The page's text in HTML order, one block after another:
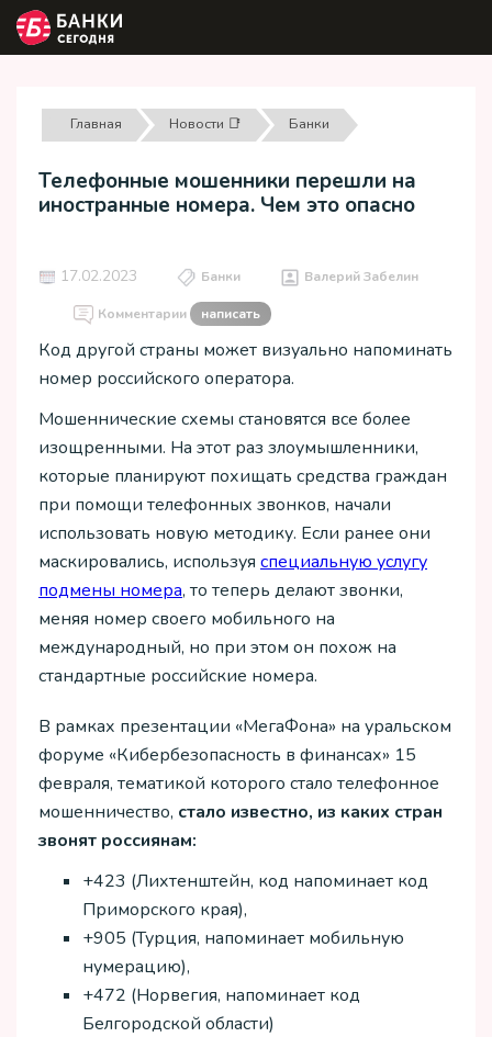
Главная Новости 📑 Банки
Телефонные мошенники перешли на
иностранные номера. Чем это опасно
17.02.2023 Банки Валерий Забелин
Комментарии написать
Код другой страны может визуально напоминать
номер российского оператора.
Мошеннические схемы становятся все более
изощренными. На этот раз злоумышленники,
которые планируют похищать средства граждан
при помощи телефонных звонков, начали
использовать новую методику. Если ранее они
маскировались, используя специальную услугу
подмены номера, то теперь делают звонки,
меняя номер своего мобильного на
международный, но при этом он похож на
стандартные российские номера.
В рамках презентации «МегаФона» на уральском
форуме «Кибербезопасность в финансах» 15
февраля, тематикой которого стало телефонное
мошенничество, стало известно, из каких стран
звонят россиянам:
+423 (Лихтенштейн, код напоминает код
Приморского края),
+905 (Турция, напоминает мобильную
нумерацию),
+472 (Норвегия, напоминает код
Белгородской области)